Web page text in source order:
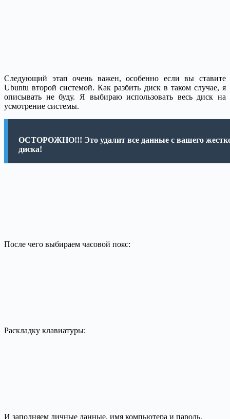
Следующий этап очень важен, особенно если вы ставите
Ubuntu второй системой. Как разбить диск в таком случае, я
описывать не буду. Я выбираю использовать весь диск на
усмотрение системы.
ОСТОРОЖНО!!! Это удалит все данные с вашего
диска!
После чего выбираем часовой пояс:
Раскладку клавиатуры:
И заполняем личные данные, имя компьютера и пароль.